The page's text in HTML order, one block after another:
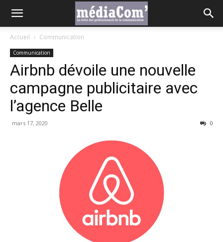
Accueil Communication
Communication
Airbnb dévoile une nouvelle
campagne publicitaire avec
l’agence Belle
mars 17, 2020 0